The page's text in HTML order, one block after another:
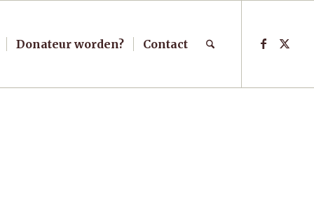
Donateur worden? Contact